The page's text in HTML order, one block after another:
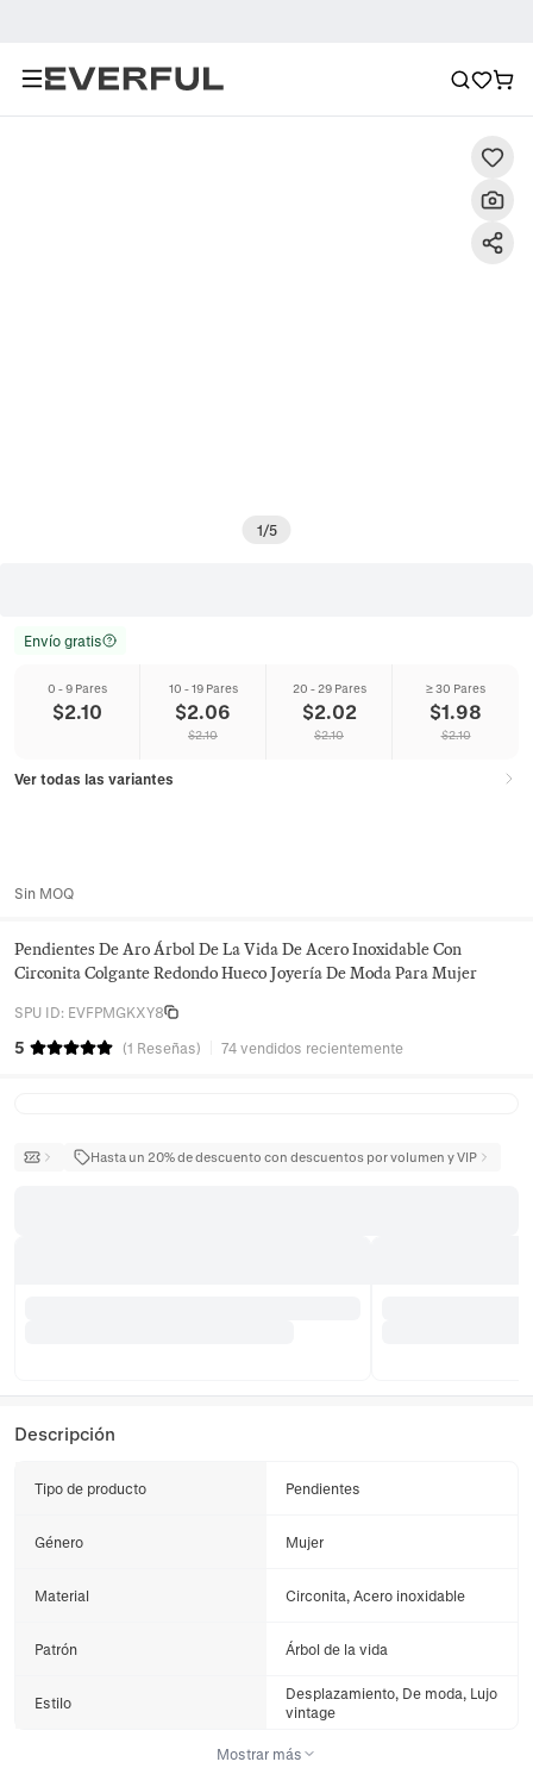
1/5
Envío gratis
0 - 9 Pares
$2.10
10 - 19 Pares
$2.06
$2.10
20 - 29 Pares
$2.02
$2.10
≥ 30 Pares
$1.98
$2.10
Ver todas las variantes
Sin MOQ
Pendientes De Aro Árbol De La Vida De Acero Inoxidable Con
Circonita Colgante Redondo Hueco Joyería De Moda Para Mujer
SPU ID: EVFPMGKXY8
5 (1 Reseñas) 74 vendidos recientemente
Hasta un 20% de descuento con descuentos por volumen y VIP
Descripción
Tipo de producto Pendientes
Género Mujer
Material Circonita, Acero inoxidable
Patrón Árbol de la vida
Estilo
Desplazamiento, De moda, Lujo
vintage
Mostrar más